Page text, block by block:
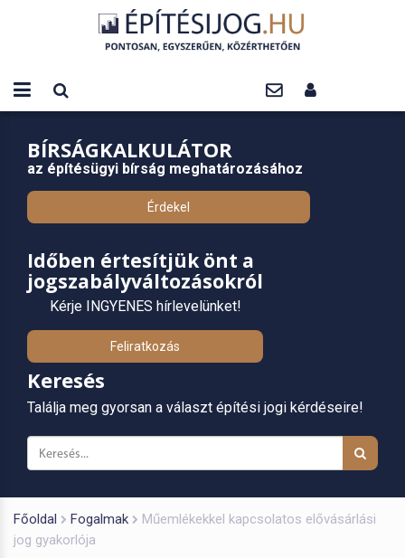
BÍRSÁGKALKULÁTOR
az építésügyi bírság meghatározásához
Érdekel
Időben értesítjük önt a
jogszabályváltozásokról
Kérje INGYENES hírlevelünket!
Feliratkozás
Keresés
Találja meg gyorsan a választ építési jogi kérdéseire!
Főoldal Fogalmak
Műemlékekkel kapcsolatos elővásárlási
jog gyakorlója